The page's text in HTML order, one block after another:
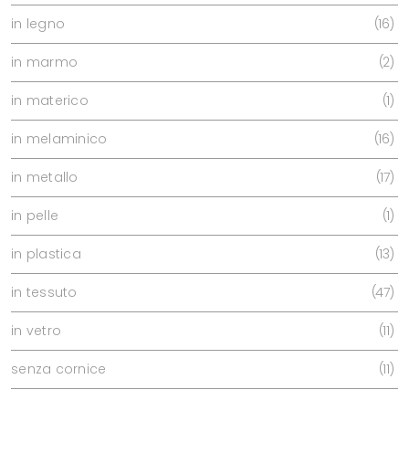
in legno 16
in marmo 2
in materico 1
in melaminico 16
in metallo 17
in pelle 1
in plastica 13
in tessuto 47
in vetro 11
senza cornice 11